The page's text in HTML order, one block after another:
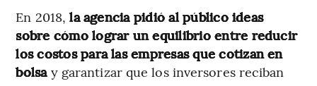
En 2018,la agencia pidió al público ideas
sobre cómo lograr un equilibrio entre reducir
los costos para las empresas que cotizan en
bolsay garantizar que los inversores reciban